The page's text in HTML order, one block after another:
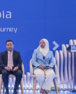
Next